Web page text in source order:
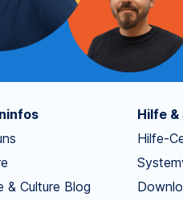
& Culture Blog
Hilfe
Hilfe-